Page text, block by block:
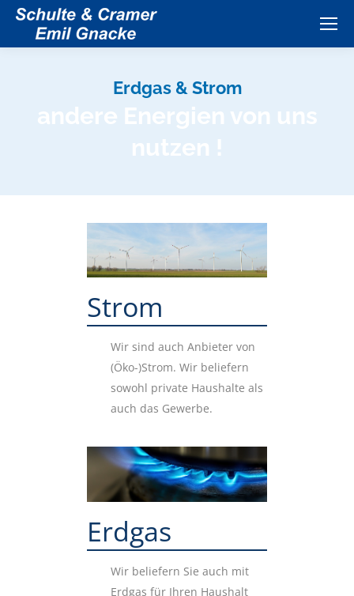
Erdgas & Strom
andere Energien von uns
nutzen !
Strom
Wir sind auch Anbieter von
(Öko-)Strom. Wir beliefern
sowohl private Haushalte als
auch das Gewerbe.
Erdgas
Wir beliefern Sie auch mit
Erdgas für Ihren Haushalt